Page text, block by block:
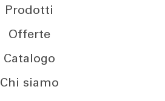
Prodotti
Offerte
Catalogo
Chi siamo